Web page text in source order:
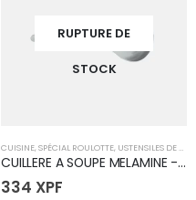
RUPTURE DE
STOCK
CUISINE, SPÉCIAL ROULOTTE, USTENSILES DE CUISINE
CUILLERE A SOUPE MELAMINE - FLEUR
334 XPF